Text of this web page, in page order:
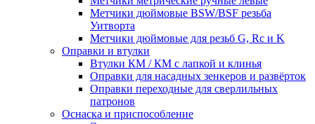
Метчики дюймовые BSW/BSF резьба
Уитворта
Метчики дюймовые для резьб G, Rc и K
Оправки и втулки
Втулки КМ / КМ с лапкой и клинья
Оправки для насадных зенкеров и развёрток
Оправки переходные для сверлильных
патронов
Оснаска и приспособление